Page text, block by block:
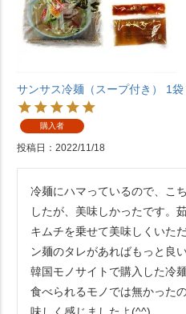
サンサス冷麺（スープ付き） 1袋
購入者
投稿日 2022/11/18
冷麺にハマっているので、こ
したが、美味しかったです。
キムチを乗せて美味しくいた
ン麺のタレがあればもっと良
韓国モノサイトで購入した冷
食べられるモノでは無かった